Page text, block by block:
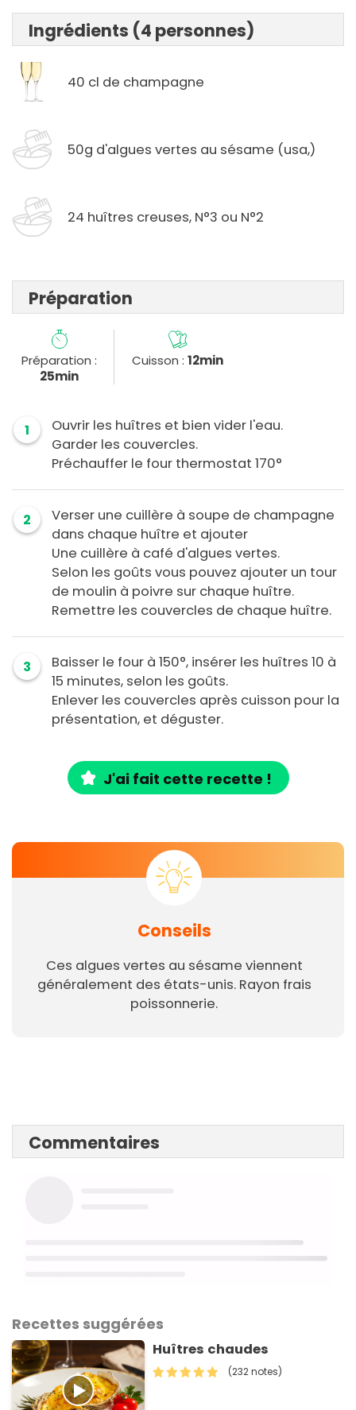
Ingrédients (4 personnes)
40 cl de champagne
50g d'algues vertes au sésame (usa,)
24 huîtres creuses, N°3 ou N°2
Préparation
Préparation :
25min
Cuisson :12min
1
Ouvrir les huîtres et bien vider l'eau.
Garder les couvercles.
Préchauffer le four thermostat 170°
2
Verser une cuillère à soupe de champagne
dans chaque huître et ajouter
Une cuillère à café d'algues vertes.
Selon les goûts vous pouvez ajouter un tour
de moulin à poivre sur chaque huître.
Remettre les couvercles de chaque huître.
3
Baisser le four à 150°, insérer les huîtres 10 à
15 minutes, selon les goûts.
Enlever les couvercles après cuisson pour la
présentation, et déguster.
J'ai fait cette recette !
Conseils
Ces algues vertes au sésame viennent
généralement des états-unis. Rayon frais
poissonnerie.
Commentaires
Recettes suggérées
Huîtres chaudes
(232 notes)